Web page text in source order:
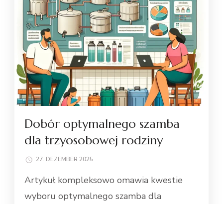
Dobór optymalnego szamba
dla trzyosobowej rodziny
27. DEZEMBER 2025
Artykuł kompleksowo omawia kwestie
wyboru optymalnego szamba dla